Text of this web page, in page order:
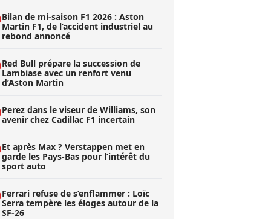
Bilan de mi-saison F1 2026 : Aston
Martin F1, de l’accident industriel au
rebond annoncé
Red Bull prépare la succession de
Lambiase avec un renfort venu
d’Aston Martin
Perez dans le viseur de Williams, son
avenir chez Cadillac F1 incertain
Et après Max ? Verstappen met en
garde les Pays-Bas pour l’intérêt du
sport auto
Ferrari refuse de s’enflammer : Loïc
Serra tempère les éloges autour de la
SF-26